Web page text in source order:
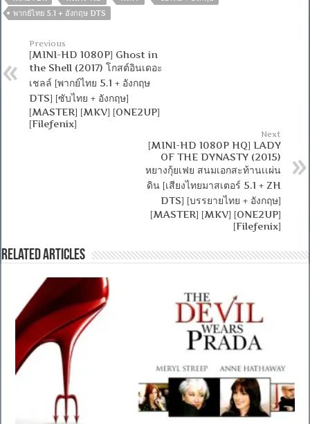
พากย์ไทย 5.1 + อังกฤษ DTS
Previous
[MINI-HD 1080P] Ghost in
the Shell (2017) โกสต์อินเดอะ
เชลล์ [พากย์ไทย 5.1 + อังกฤษ
DTS] [ซับไทย + อังกฤษ]
[MASTER] [MKV] [ONE2UP]
[Filefenix]
Next
[MINI-HD 1080P HQ] LADY
OF THE DYNASTY (2015)
หยางกุ้ยเฟย สนมเอกสะท้านเเผ่น
ดิน [เสียงไทยมาสเตอร์ 5.1 + ZH
DTS] [บรรยายไทย + อังกฤษ]
[MASTER] [MKV] [ONE2UP]
[Filefenix]
Related Articles